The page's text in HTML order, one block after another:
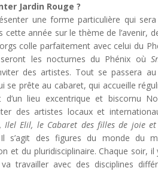
Jardin Rouge ?
une forme particulière qui
cette année sur le thème de l’avenir,
colle parfaitement avec celui du
les nocturnes du Phénix où
des artistes. Tout se passera
se prête au cabaret, qui accueille
d’un lieu excentrique et biscornu
des artistes locaux et
Ilel Elil, le Cabaret des filles de joie
s’agit des figures du monde du
et du pluridisciplinaire. Chaque soir,
travailler avec des disciplines